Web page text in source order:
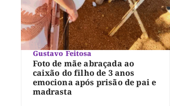
Gustavo Feitosa
Foto de mãe abraçada ao
caixão do filho de 3 anos
emociona após prisão de pai e
madrasta